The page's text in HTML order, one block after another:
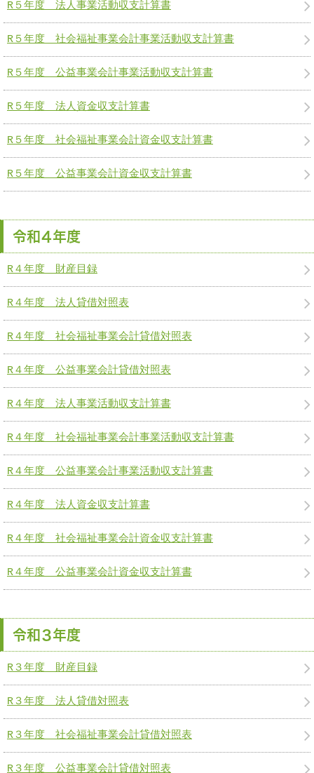
R５年度 法人事業活動収支計算書
R５年度 社会福祉事業会計事業活動収支計算書
R５年度 公益事業会計事業活動収支計算書
R５年度 法人資金収支計算書
R５年度 社会福祉事業会計資金収支計算書
R５年度 公益事業会計資金収支計算書
令和４年度
R４年度 財産目録
R４年度 法人貸借対照表
R４年度 社会福祉事業会計貸借対照表
R４年度 公益事業会計貸借対照表
R４年度 法人事業活動収支計算書
R４年度 社会福祉事業会計事業活動収支計算書
R４年度 公益事業会計事業活動収支計算書
R４年度 法人資金収支計算書
R４年度 社会福祉事業会計資金収支計算書
R４年度 公益事業会計資金収支計算書
令和３年度
R３年度 財産目録
R３年度 法人貸借対照表
R３年度 社会福祉事業会計貸借対照表
R３年度 公益事業会計貸借対照表